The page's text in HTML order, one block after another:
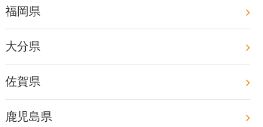
福岡県
大分県
佐賀県
鹿児島県